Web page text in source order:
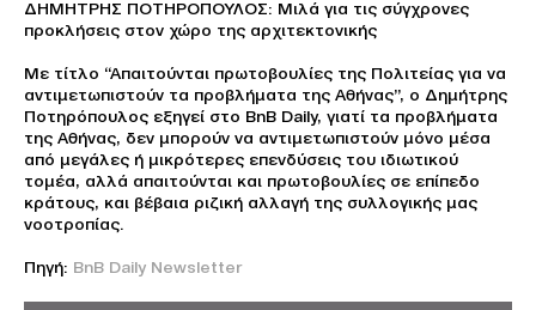
ΔΗΜΗΤΡΗΣ ΠΟΤΗΡΟΠΟΥΛΟΣ: Μιλά για τις σύγχρονες
προκλήσεις στον χώρο της αρχιτεκτονικής
Με τίτλο “Απαιτούνται πρωτοβουλίες της Πολιτείας για να
αντιμετωπιστούν τα προβλήματα της Αθήνας”, ο Δημήτρης
Ποτηρόπουλος εξηγεί στο BnB Daily, γιατί τα προβλήματα
της Αθήνας, δεν μπορούν να αντιμετωπιστούν μόνο μέσα
από μεγάλες ή μικρότερες επενδύσεις του ιδιωτικού
τομέα, αλλά απαιτούνται και πρωτοβουλίες σε επίπεδο
κράτους, και βέβαια ριζική αλλαγή της συλλογικής μας
νοοτροπίας.
Πηγή: BnB Daily Newsletter